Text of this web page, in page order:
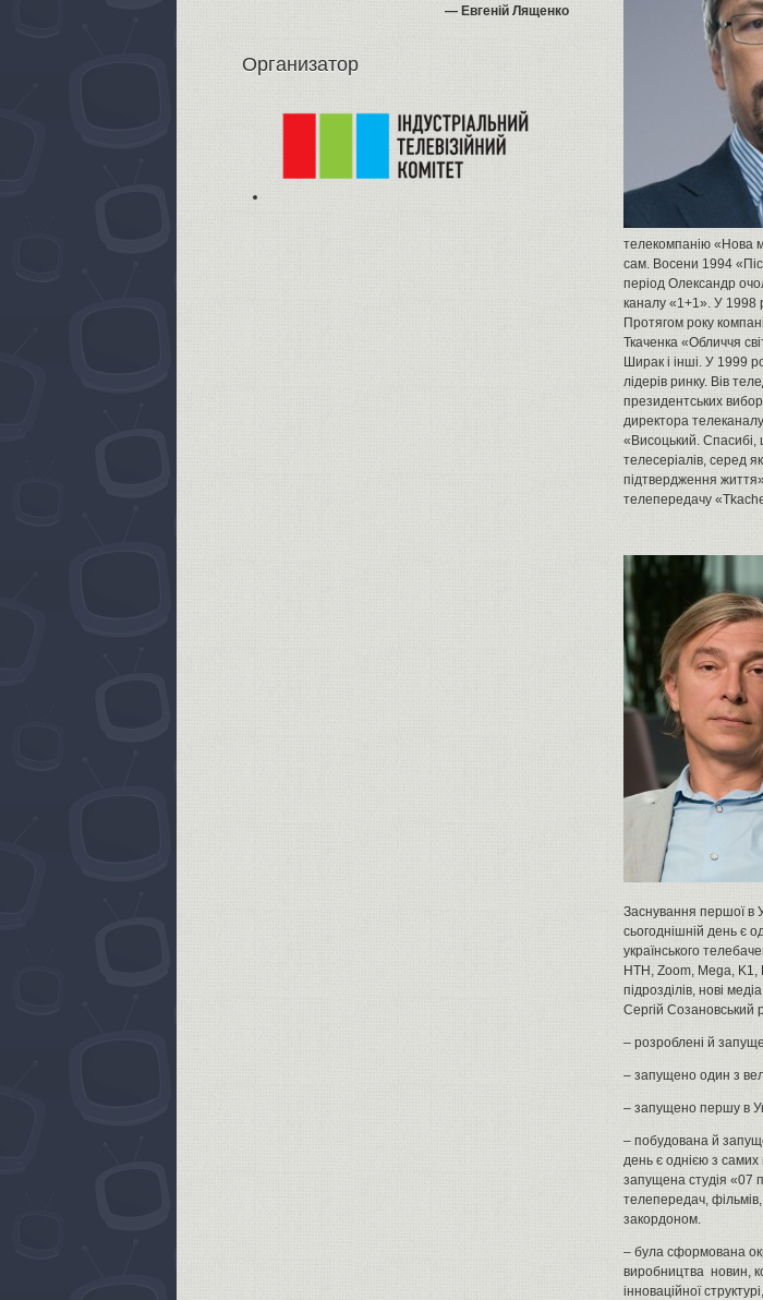
Евгеній Лященко
Организатор
телекомпанію «Нова
сам. Восени 1994
період Олександр
каналу «1+1». У 1998
Протягом року
Ткаченка «Обличчя
Ширак і інші. У 1999
лідерів ринку. Вів
президентських
директора
«Висоцький. Спасибі,
телесеріалів, серед
підтвердження
телепередачу
Заснування першої в
сьогоднішній день є
українського
НТН, Zoom, Mega, K1,
підрозділів, нові
Сергій Созановський
– розроблені й
– запущено один з
– запущено першу в
– побудована й
день є однією з самих
запущена студія «07
телепередач,
закордоном.
– була сформована
виробництва новин,
інноваційної